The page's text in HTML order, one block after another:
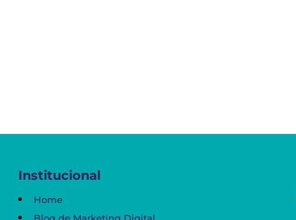
Institucional
Home